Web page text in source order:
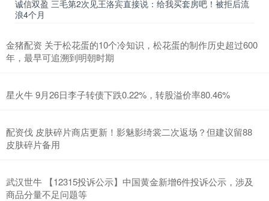
诚信双盈 三毛第2次见王洛宾直接说：给我买套房吧！被拒后流
浪4个月
金猪配资 关于松花蛋的10个冷知识，松花蛋的制作历史超过600
年，最早可追溯到明朝时期
星火牛 9月26日李子转债下跌0.22%，转股溢价率80.46%
配资伐 皮肤碎片商店更新！影魅影绮裳二次返场？但建议留88
皮肤碎片备用
武汉世牛 【12315投诉公示】中国黄金新增6件投诉公示，涉及
商品分量不足问题等